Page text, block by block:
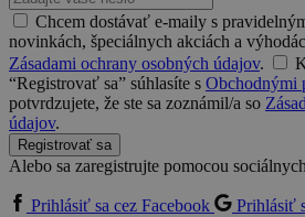
Chcem dostávať e-maily s
novinkách, špeciálnych akciách a
Zásadami ochrany osobných údajov.
“Registrovať sa” súhlasíte s Obchodnými
potvrdzujete, že ste sa zoznámil/a so
údajov.
Registrovať sa
Alebo sa zaregistrujte pomocou
Prihlásiť sa cez Facebook
Prihlásiť